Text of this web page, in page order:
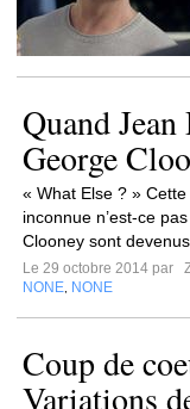
Quand
George
« What Else ? »
inconnue n’est-ce
Clooney sont
Le 29 octobre 2014 par
NONE NONE
Coup de
Variations